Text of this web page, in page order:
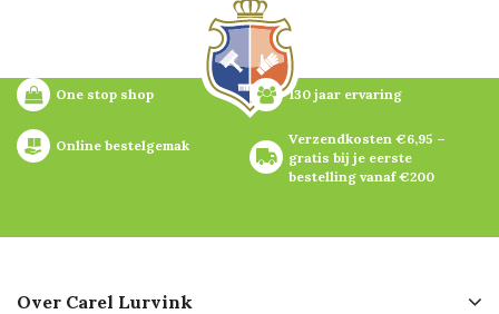
One stop shop 130 jaar ervaring
Online bestelgemak
Verzendkosten €6,95 –
gratis bij je eerste
bestelling vanaf €200
Over Carel Lurvink